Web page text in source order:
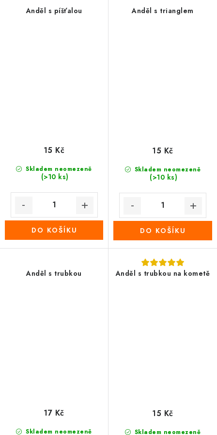
Anděl s píšťalou
Skladem neomezeně
(>10 ks)
15 Kč
DO KOŠÍKU
Anděl s trianglem
Skladem neomezeně
(>10 ks)
15 Kč
DO KOŠÍKU
Anděl s trubkou
Skladem neomezeně
17 Kč
Anděl s trubkou na kometě
Skladem neomezeně
15 Kč